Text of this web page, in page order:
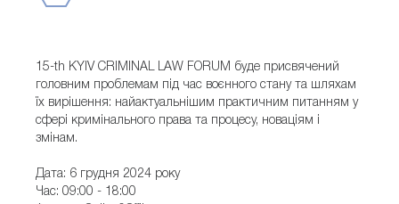
15-th KYIV CRIMINAL LAW FORUM буде присвячений
головним проблемам під час воєнного стану та шляхам
їх вирішення: найактуальнішим практичним питанням у
сфері кримінального права та процесу, новаціям і
змінам.
Дата: 6 грудня 2024 року
Час: 09:00 - 18:00